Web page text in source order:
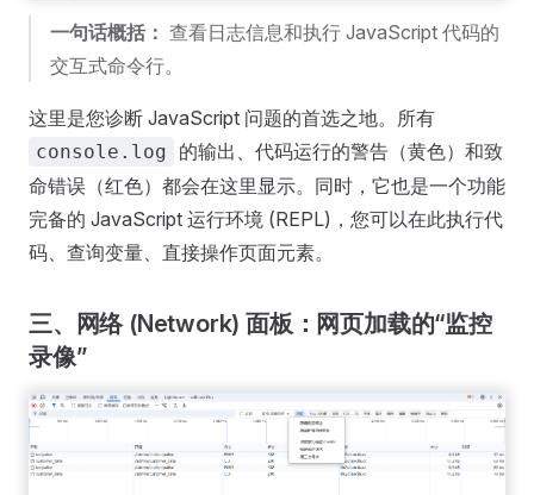
一句话概括： 查看日志信息和执行 JavaScript 代码的
交互式命令行。
这里是您诊断 JavaScript 问题的首选之地。所有
console.log
的输出、代码运行的警告（黄色）和致
命错误（红色）都会在这里显示。同时，它也是一个功能
完备的 JavaScript 运行环境 (REPL)，您可以在此执行代
码、查询变量、直接操作页面元素。
三、网络 (Network) 面板：网页加载的“监控
录像”